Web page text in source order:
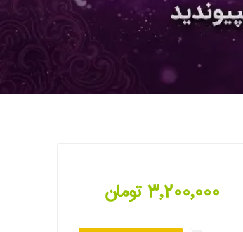
3٬200٬000 تومان